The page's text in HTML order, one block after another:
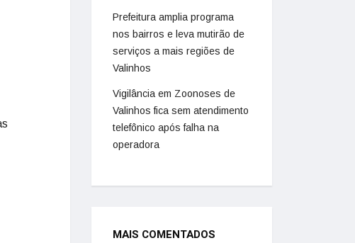
Prefeitura amplia programa
nos bairros e leva mutirão de
serviços a mais regiões de
Valinhos
Vigilância em Zoonoses de
Valinhos fica sem atendimento
telefônico após falha na
operadora
MAIS COMENTADOS